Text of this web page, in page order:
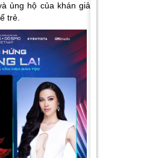
ủng hộ của khán giả
trẻ.